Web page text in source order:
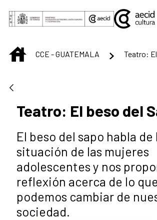
Saltar al contenido principal
INICIOCCE - GUATEMALA Teatro:
Teatro: El beso del
El beso del sapo habla de
situación de las mujeres
adolescentes y nos
reflexión acerca de lo que
podemos cambiar de
sociedad.